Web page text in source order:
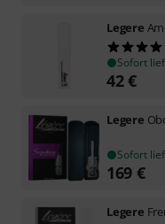
Legere
Sofort
42€
Legere
Sofort
169 €
Legere